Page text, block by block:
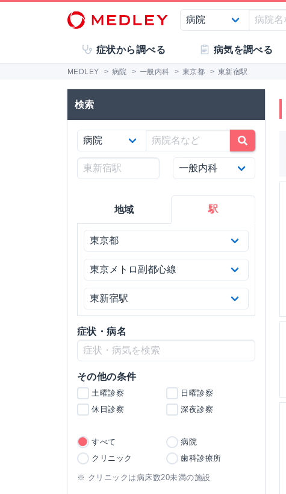
症状から調べる 病気を調べる
MEDLEY > 病院 > 一般内科 > 東京都 > 東新宿駅
検索
地域 駅
症状・病名
その他の条件
土曜診察
日曜診察
休日診察
深夜診察
すべて
病院
クリニック
歯科診療所
※ クリニックは病床数20未満の施設